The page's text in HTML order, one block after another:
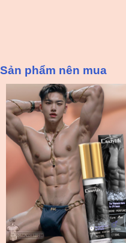
Sản phẩm nên mua